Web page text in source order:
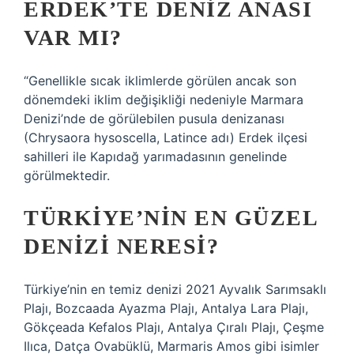
ERDEK’TE DENIZ ANASI
VAR MI?
“Genellikle sıcak iklimlerde görülen ancak son
dönemdeki iklim değişikliği nedeniyle Marmara
Denizi’nde de görülebilen pusula denizanası
(Chrysaora hysoscella, Latince adı) Erdek ilçesi
sahilleri ile Kapıdağ yarımadasının genelinde
görülmektedir.
TÜRKIYE’NIN EN GÜZEL
DENIZI NERESI?
Türkiye’nin en temiz denizi 2021 Ayvalık Sarımsaklı
Plajı, Bozcaada Ayazma Plajı, Antalya Lara Plajı,
Gökçeada Kefalos Plajı, Antalya Çıralı Plajı, Çeşme
Ilıca, Datça Ovabüklü, Marmaris Amos gibi isimler